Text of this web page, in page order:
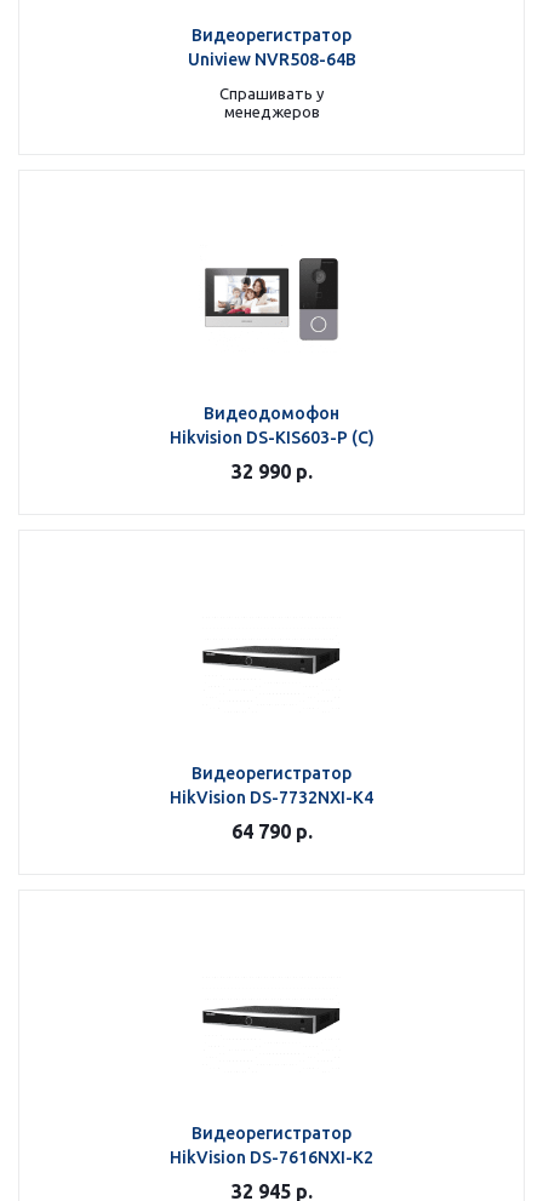
Видеорегистратор
Uniview NVR508-64B
Спрашивать у
менеджеров
Видеодомофон
Hikvision DS-KIS603-P (C)
32 990р.
Видеорегистратор
HikVision DS-7732NXI-K4
64 790р.
Видеорегистратор
HikVision DS-7616NXI-K2
32 945р.